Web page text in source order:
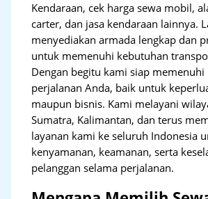
Kendaraan, cek harga sewa mobil,
carter, dan jasa kendaraan lainnya.
menyediakan armada lengkap dan
untuk memenuhi kebutuhan
Dengan begitu kami siap memenuhi
perjalanan Anda, baik untuk
maupun bisnis. Kami melayani
Sumatra, Kalimantan, dan terus
layanan kami ke seluruh Indonesia
kenyamanan, keamanan, serta
pelanggan selama perjalanan.